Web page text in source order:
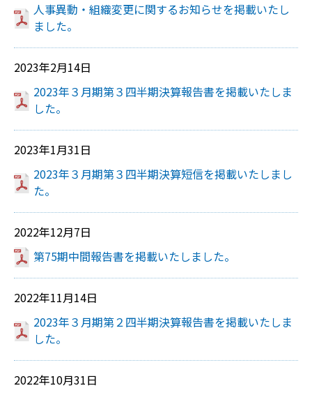
人事異動・組織変更に関するお知らせを掲載いたし
ました。
2023年2月14日
2023年３月期第３四半期決算報告書を掲載いたしま
した。
2023年1月31日
2023年３月期第３四半期決算短信を掲載いたしまし
た。
2022年12月7日
第75期中間報告書を掲載いたしました。
2022年11月14日
2023年３月期第２四半期決算報告書を掲載いたしま
した。
2022年10月31日